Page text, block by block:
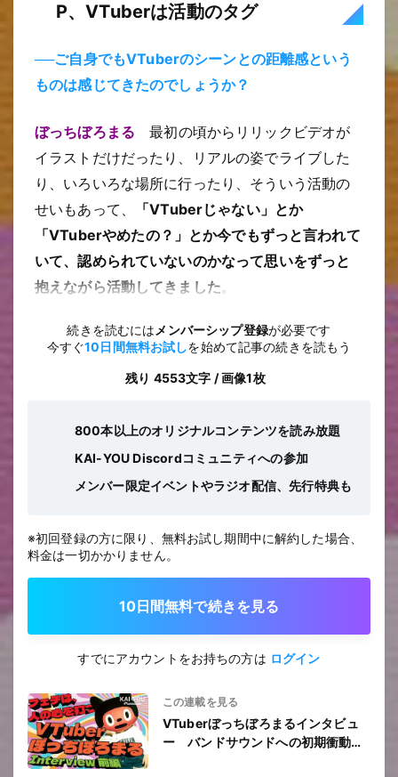
P、VTuberは活動のタグ
──ご自身でもVTuberのシーンとの距離感という
ものは感じてきたのでしょうか？
ぼっちぼろまる 最初の頃からリリックビデオが
イラストだけだったり、リアルの姿でライブした
り、いろいろな場所に行ったり、そういう活動の
せいもあって、
「VTuberじゃない」とか
「VTuberやめたの？」とか今でもずっと言われて
いて、認められていないのかなって思いをずっと
抱えながら活動してきました。
続きを読むにはメンバーシップ登録が必要です
今すぐ10日間無料お試しを始めて記事の続きを読もう
残り 4553文字 / 画像1枚
800本以上のオリジナルコンテンツを読み放題
KAI-YOU Discordコミュニティへの参加
メンバー限定イベントやラジオ配信、先行特典も
※初回登録の方に限り、無料お試し期間中に解約した場合、
料金は一切かかりません。
10日間無料で続きを見る
すでにアカウントをお持ちの方は ログイン
この連載を見る
VTuberぼっちぼろまるインタビュ
ー バンドサウンドへの初期衝動を